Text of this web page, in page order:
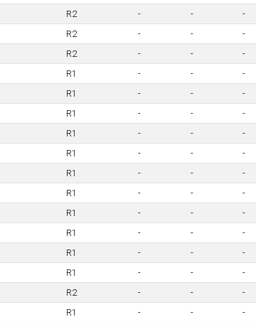
R2 - -
-
R2 - -
-
R2 - -
-
R1 - -
-
R1 - -
-
R1 - -
-
R1 - -
-
R1 - -
-
R1 - -
-
R1 - -
-
R1 - -
-
R1 - -
-
R1 - -
-
R1 - -
-
R2 - -
-
R1 - -
-